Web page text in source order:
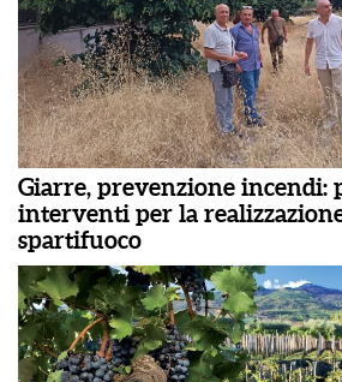
Giarre, prevenzione incendi:
interventi per la
spartifuoco